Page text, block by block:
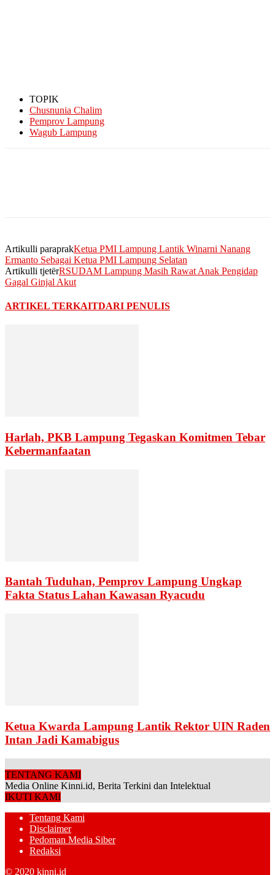
TOPIK
Chusnunia Chalim
Pemprov Lampung
Wagub Lampung
Artikulli paraprakKetua PMI Lampung Lantik Winarni Nanang
Ermanto Sebagai Ketua PMI Lampung Selatan
Artikulli tjetërRSUDAM Lampung Masih Rawat Anak Pengidap
Gagal Ginjal Akut
ARTIKEL TERKAITDARI PENULIS
Harlah, PKB Lampung Tegaskan Komitmen Tebar
Kebermanfaatan
Bantah Tuduhan, Pemprov Lampung Ungkap
Fakta Status Lahan Kawasan Ryacudu
Ketua Kwarda Lampung Lantik Rektor UIN Raden
Intan Jadi Kamabigus
TENTANG KAMI
Media Online Kinni.id, Berita Terkini dan Intelektual
IKUTI KAMI
Tentang Kami
Disclaimer
Pedoman Media Siber
Redaksi
© 2020 kinni.id